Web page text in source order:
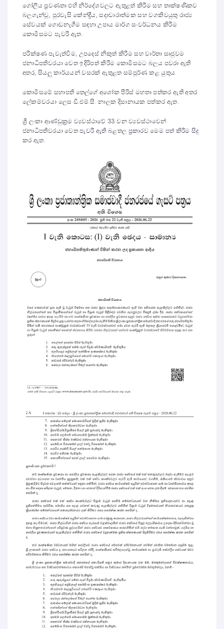
ගෝලීය ප්‍රවණතා එහි නිර්දේශවලට ඇතුළත් කිරීම සහ තාක්ෂණිකව
බලගැන්වූ, පුරවැසි කේන්ද්‍රීය, සදාචාරාත්මක සහ වගකිවයුතු රාජ්‍ය
සේවයක් ගොඩනැගීම සඳහා උපාය මාර්ග සංවර්ධනය කිරීම
කොමිසමට පැවරී ඇත.
පරීක්ෂණ පැවැත්වීම, උපදෙස් නිකුත් කිරීම සහ වාර්තා සෘජුවම
ජනාධිපතිවරයා වෙත ඉදිරිපත් කිරීම කොමිසමට බලය පවරා ඇති
අතර, සියලු කාර්යයන් වසරක් ඇතුළත සම්පූර්ණ කළ යුතුය.
කොමිසමේ සභාපති තෙල්ගේ අශෝක පීරිස් මහතා පත්කර ඇති අතර
ලේකම්වරයා ලෙස ඩී.එම්.සී. නාලක දිසානායක පත්කර ඇත.
ශ්‍රී ලංකා ආණ්ඩුක්‍රම ව්‍යවස්ථාවේ 33 වන ව්‍යවස්ථාවෙන්
ජනාධිපතිවරයා වෙත පැවරී ඇති බළතල ප්‍රකාරව මෙම පත් කිරීම සිදු
කර ඇත.